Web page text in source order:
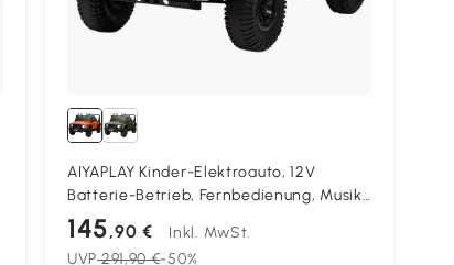
AIYAPLAY Kinder-Elektroauto, 12V
Batterie-Betrieb, Fernbedienung, Musik-
Funktion, Hupe, LED-Lichter, Orange
145,90 €
Inkl. MwSt.
UVP291,90 €-50%